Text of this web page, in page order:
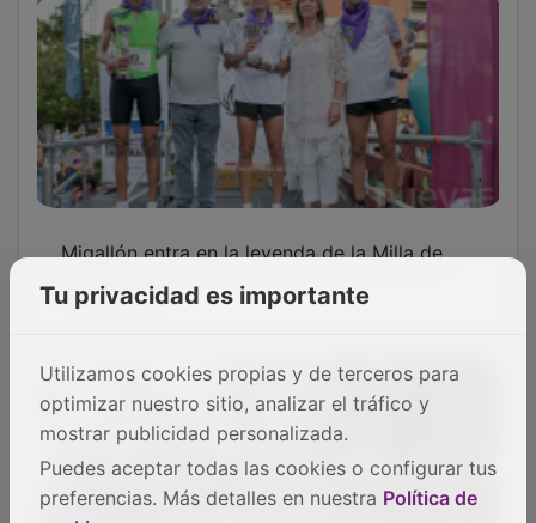
Migallón entra en la leyenda de la Milla de
Guadalajara
Tu privacidad es importante
Utilizamos cookies propias y de terceros para
optimizar nuestro sitio, analizar el tráfico y
mostrar publicidad personalizada.
Puedes aceptar todas las cookies o configurar tus
preferencias. Más detalles en nuestra Política de